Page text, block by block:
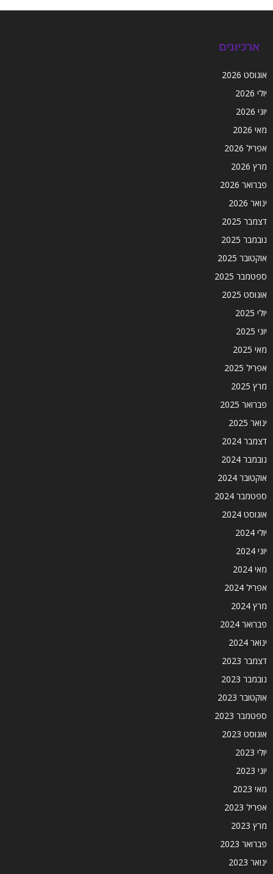
ארכיונים
אוגוסט 2026
יולי 2026
יוני 2026
מאי 2026
אפריל 2026
מרץ 2026
פברואר 2026
ינואר 2026
דצמבר 2025
נובמבר 2025
אוקטובר 2025
ספטמבר 2025
אוגוסט 2025
יולי 2025
יוני 2025
מאי 2025
אפריל 2025
מרץ 2025
פברואר 2025
ינואר 2025
דצמבר 2024
נובמבר 2024
אוקטובר 2024
ספטמבר 2024
אוגוסט 2024
יולי 2024
יוני 2024
מאי 2024
אפריל 2024
מרץ 2024
פברואר 2024
ינואר 2024
דצמבר 2023
נובמבר 2023
אוקטובר 2023
ספטמבר 2023
אוגוסט 2023
יולי 2023
יוני 2023
מאי 2023
אפריל 2023
מרץ 2023
פברואר 2023
ינואר 2023